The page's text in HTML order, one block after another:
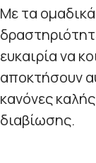
Με τα ομαδικά
ευκαιρία να
αποκτήσουν
κανόνες
διαβίωσης.